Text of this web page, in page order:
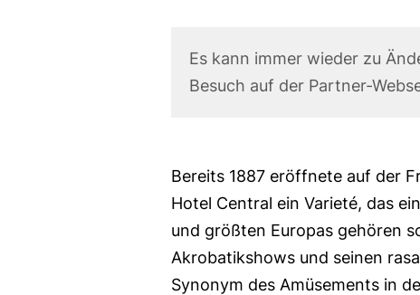
Corona
Haftungsausschluss
Es kann immer wieder zu
Besuch auf der Partner-
Text
Bereits 1887 eröffnete auf der
Hotel Central ein Varieté, das
und größten Europas gehören
Akrobatikshows und seinen
Synonym des Amüsements in